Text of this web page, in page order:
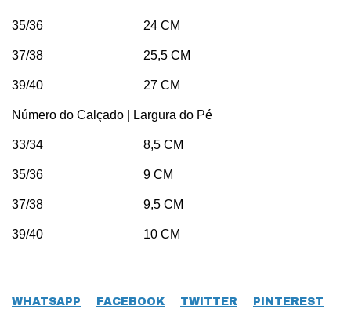
35/36 24 CM
37/38 25,5 CM
39/40 27 CM
Número do Calçado | Largura do Pé
33/34 8,5 CM
35/36 9 CM
37/38 9,5 CM
39/40 10 CM
WHATSAPP FACEBOOK TWITTER PINTEREST